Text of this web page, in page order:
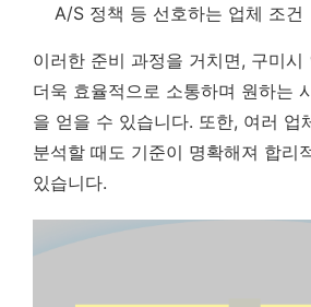
A/S 정책 등 선호하는 업체 조건
이러한 준비 과정을 거치면, 구미시
더욱 효율적으로 소통하며 원하는
을 얻을 수 있습니다. 또한, 여러 업
분석할 때도 기준이 명확해져 합리
있습니다.